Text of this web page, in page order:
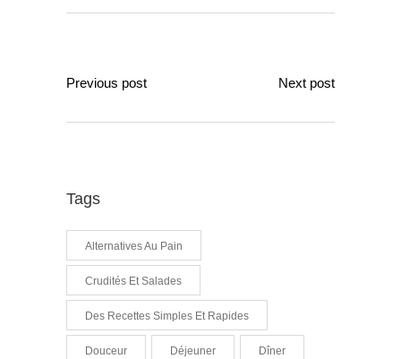
Previous post Next post
Tags
Alternatives Au Pain
Crudités Et Salades
Des Recettes Simples Et Rapides
Douceur Déjeuner Dîner